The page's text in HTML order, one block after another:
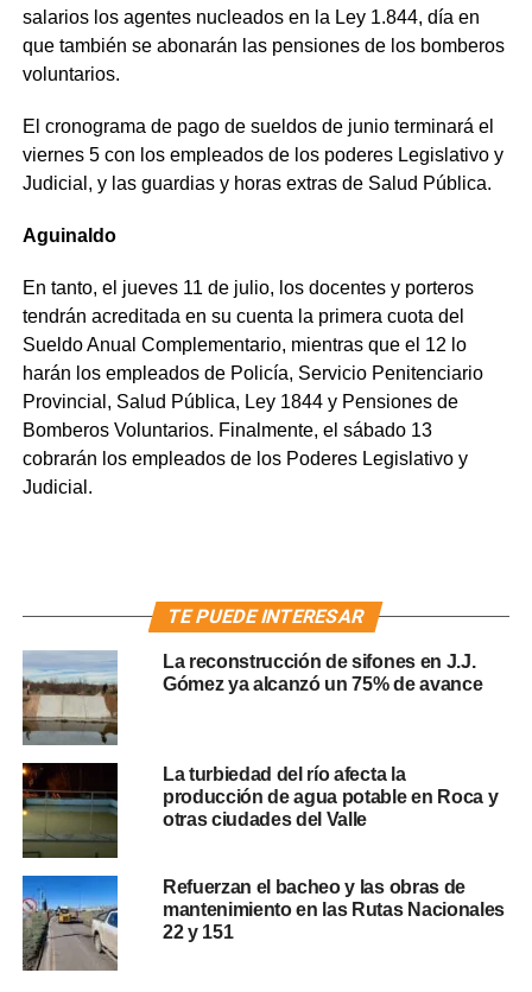
salarios los agentes nucleados en la Ley 1.844, día en
que también se abonarán las pensiones de los bomberos
voluntarios.
El cronograma de pago de sueldos de junio terminará el
viernes 5 con los empleados de los poderes Legislativo y
Judicial, y las guardias y horas extras de Salud Pública.
Aguinaldo
En tanto, el jueves 11 de julio, los docentes y porteros
tendrán acreditada en su cuenta la primera cuota del
Sueldo Anual Complementario, mientras que el 12 lo
harán los empleados de Policía, Servicio Penitenciario
Provincial, Salud Pública, Ley 1844 y Pensiones de
Bomberos Voluntarios. Finalmente, el sábado 13
cobrarán los empleados de los Poderes Legislativo y
Judicial.
TE PUEDE INTERESAR
La reconstrucción de sifones en J.J.
Gómez ya alcanzó un 75% de avance
La turbiedad del río afecta la
producción de agua potable en Roca y
otras ciudades del Valle
Refuerzan el bacheo y las obras de
mantenimiento en las Rutas Nacionales
22 y 151